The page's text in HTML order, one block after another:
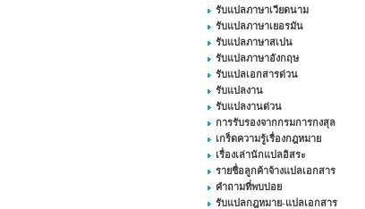
รับแปลภาษาเวียดนาม
รับแปลภาษาเยอรมัน
รับแปลภาษาสเปน
รับแปลภาษาอังกฤษ
รับแปลเอกสารด่วน
รับแปลงาน
รับแปลงานด่วน
การรับรองจากกรมการกงสุล
เกร็ดความรู้เรื่องกฎหมาย
เรื่องเล่านักแปลอิสระ
รายชื่อลูกค้าจ้างแปลเอกสาร
คำถามที่พบบ่อย
รับแปลกฎหมาย-แปลเอกสาร